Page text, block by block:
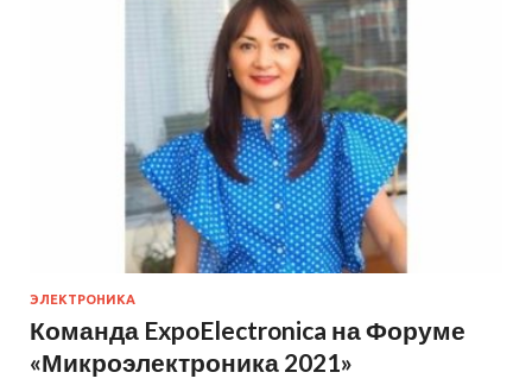
ЭЛЕКТРОНИКА
Команда ExpoElectronica на Форуме
«Микроэлектроника 2021»